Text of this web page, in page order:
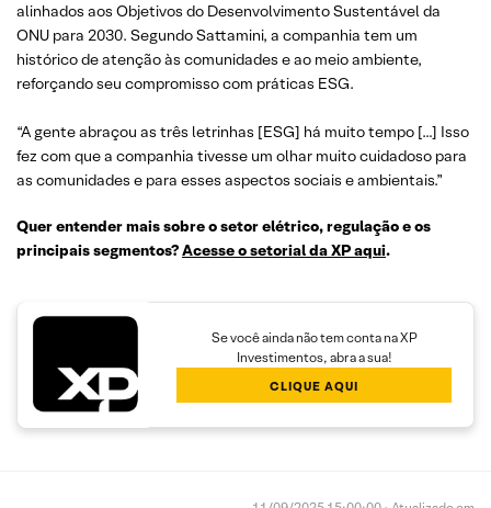
alinhados aos Objetivos do Desenvolvimento Sustentável da
ONU para 2030. Segundo Sattamini, a companhia tem um
histórico de atenção às comunidades e ao meio ambiente,
reforçando seu compromisso com práticas ESG.
“A gente abraçou as três letrinhas [ESG] há muito tempo […] Isso
fez com que a companhia tivesse um olhar muito cuidadoso para
as comunidades e para esses aspectos sociais e ambientais.”
Quer entender mais sobre o setor elétrico, regulação e os
principais segmentos?Acesse o setorial da XP aqui.
Se você ainda não tem conta na XP
Investimentos, abra a sua!
CLIQUE AQUI